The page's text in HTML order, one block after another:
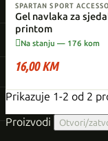
SPARTAN SPORT
Gel navlaka za
printom
Na stanju — 176 kom
16,00 KM
Prikazuje 1-2 od 2
Proizvodi
Otvori/